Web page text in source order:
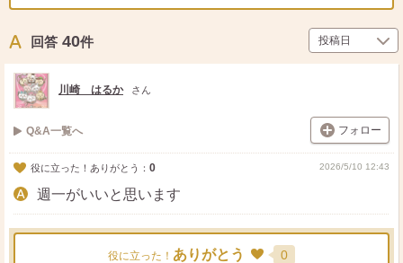
回答 40件
川崎 はるか さん
Q&A一覧へ フォロー
役に立った！ありがとう： 0 2026/5/10 12:43
週一がいいと思います
役に立った！ ありがとう 0